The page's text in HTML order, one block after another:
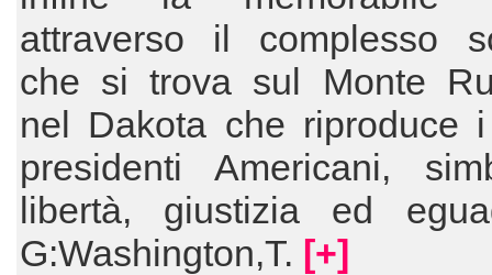
attraverso il complesso
che si trova sul Monte
nel Dakota che riproduce
presidenti Americani,
libertà, giustizia ed
G:Washington,T. [+]